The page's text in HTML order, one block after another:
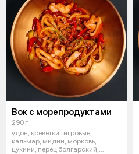
Вок с морепродуктами
290 г
удон, креветки тигровые,
кальмар, мидии, морковь,
цукини, перец болгарский,